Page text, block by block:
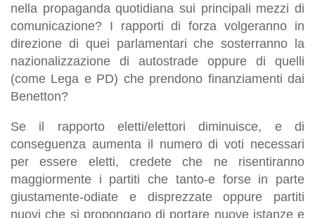
nella propaganda quotidiana sui principali mezzi di
comunicazione? I rapporti di forza volgeranno in
direzione di quei parlamentari che sosterranno la
nazionalizzazione di autostrade oppure di quelli
(come Lega e PD) che prendono finanziamenti dai
Benetton?
Se il rapporto eletti/elettori diminuisce, e di
conseguenza aumenta il numero di voti necessari
per essere eletti, credete che ne risentiranno
maggiormente i partiti che tanto-e forse in parte
giustamente-odiate e disprezzate oppure partiti
nuovi che si propongano di portare nuove istanze e